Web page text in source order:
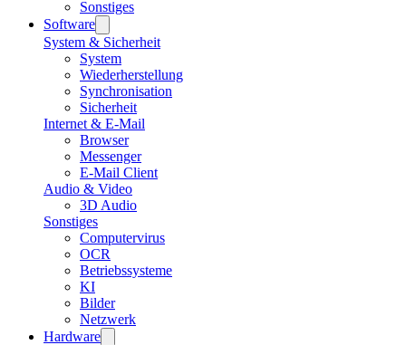
Sonstiges
Software
System & Sicherheit
System
Wiederherstellung
Synchronisation
Sicherheit
Internet & E-Mail
Browser
Messenger
E-Mail Client
Audio & Video
3D Audio
Sonstiges
Computervirus
OCR
Betriebssysteme
KI
Bilder
Netzwerk
Hardware